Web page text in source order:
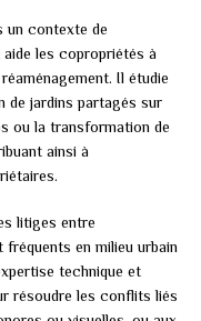
un contexte de
les copropriétés à
Il étudie
de jardins partagés sur
ou la transformation de
ainsi à
litiges entre
en milieu urbain
technique et
résoudre les conflits liés